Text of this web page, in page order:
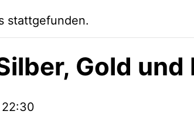
stattgefunden.
Gold
22:30